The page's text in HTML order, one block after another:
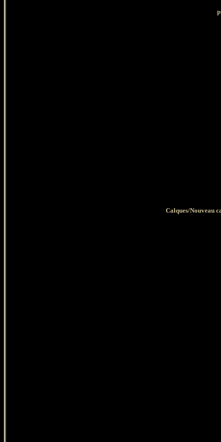
Calques/Nouveau